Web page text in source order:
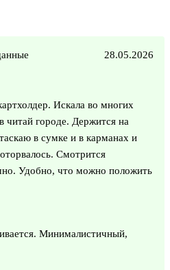
28.05.2026
Искала во многих
читай городе. Держится на
в сумке и в карманах и
Смотрится
Удобно, что можно положить
Минималистичный,